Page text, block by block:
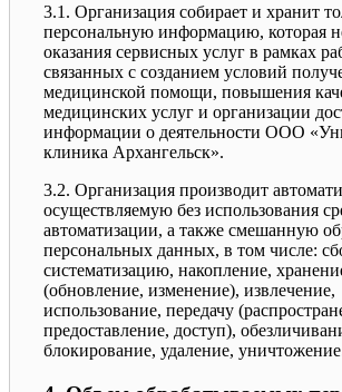
3.1. Организация собирает и хранит
персональную информацию, которая
оказания сервисных услуг в рамках
связанных с созданием условий
медицинской помощи, повышения
медицинских услуг и организации
информации о деятельности ООО
клиника Архангельск».
3.2. Организация производит
осуществляемую без использования
автоматизации, а также смешанную
персональных данных, в том числе:
систематизацию, накопление,
(обновление, изменение), извлечение,
использование, передачу
предоставление, доступ),
блокирование, удаление,